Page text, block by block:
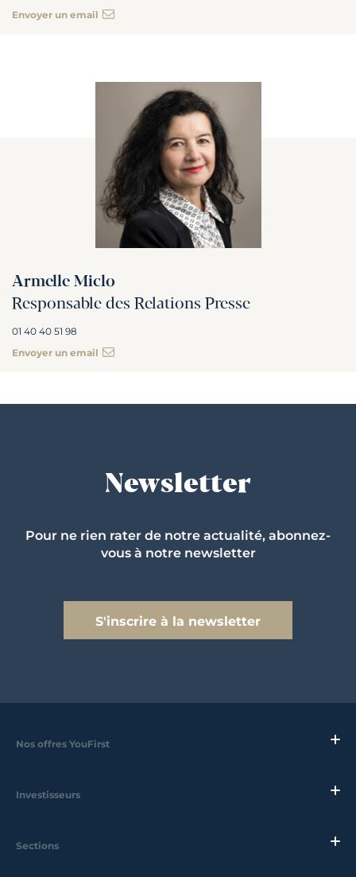
Envoyer un email
Armelle Miclo
Responsable des Relations Presse
01 40 40 51 98
Envoyer un email
Newsletter
Pour ne rien rater de notre actualité, abonnez-
vous à notre newsletter
S'inscrire à la newsletter
Nos offres YouFirst
Investisseurs
Sections